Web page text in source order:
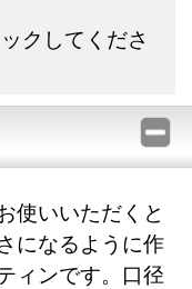
クしてくださ
使いいただくと
になるように作
ィンです。口径